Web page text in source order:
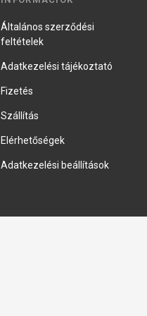
Általános szerződési
feltételek
Adatkezelési tájékoztató
Fizetés
Szállítás
Elérhetőségek
Adatkezelési beállítások